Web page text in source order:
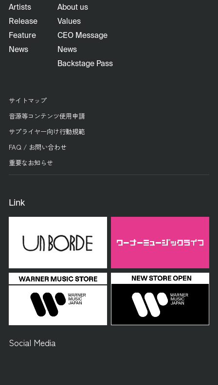
Artists
Release
Feature
News
About us
Values
CEO Message
News
Backstage Pass
サイトマップ
音源等コンテンツ使用申請
サプライヤー向け行動規範
FAQ / お問い合わせ
重要なお知らせ
Link
Social Media